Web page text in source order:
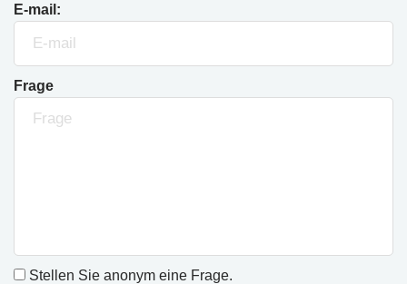
E-mail:
Frage
Stellen Sie anonym eine Frage.